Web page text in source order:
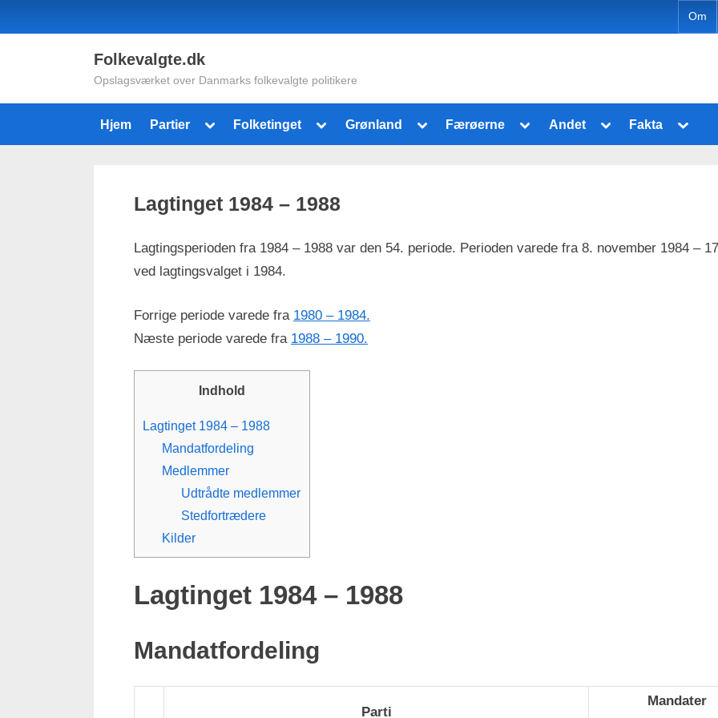
to
Om
Folkevalgte.dk
Opslagsværket over Danmarks folkevalgte politikere
Hjem Partier
Toggle
menu
Folketinget
Toggle
menu
Grønland
Toggle
menu
Toggle
Toggle
Færøerne
Toggle
menu
Toggle
Toggle
Andet
Toggle
menu
Fakta
Toggle
menu
Lagtinget 1984 – 1988
Lagtingsperioden fra 1984 – 1988 var den 54. periode. Perioden varede fra 8. november 1984 –
ved lagtingsvalget i 1984.
Forrige periode varede fra 1980 – 1984.
Næste periode varede fra 1988 – 1990.
Indhold
Lagtinget 1984 – 1988
Mandatfordeling
Medlemmer
Udtrådte medlemmer
Stedfortrædere
Kilder
Lagtinget 1984 – 1988
Mandatfordeling
Parti
Mandater